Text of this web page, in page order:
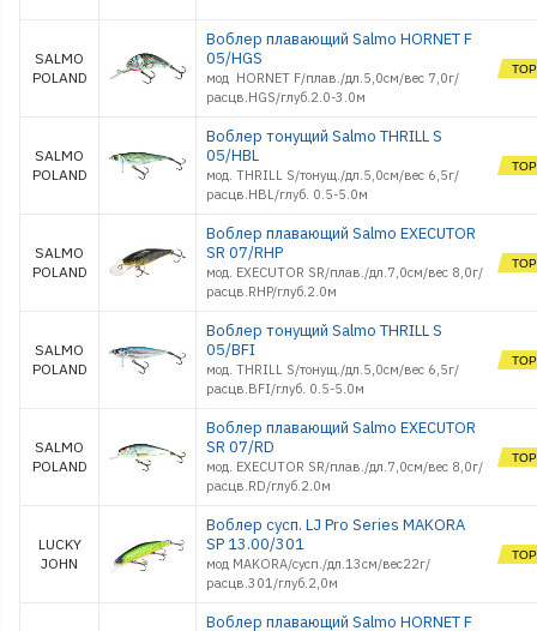
SALMO
POLAND
Воблер плавающий Salmo HORNET F
05/HGS
мод HORNET F/плав./дл.5,0см/вес 7,0г/
расцв.HGS/глуб.2.0-3.0м
SALMO
POLAND
Воблер тонущий Salmo THRILL S
05/HBL
мод. THRILL S/тонущ./дл.5,0см/вес 6,5г/
расцв.HBL/глуб. 0.5-5.0м
SALMO
POLAND
Воблер плавающий Salmo EXECUTOR
SR 07/RHP
мод. EXECUTOR SR/плав./дл.7,0см/вес 8,0г/
расцв.RHP/глуб.2.0м
SALMO
POLAND
Воблер тонущий Salmo THRILL S
05/BFI
мод. THRILL S/тонущ./дл.5,0см/вес 6,5г/
расцв.BFI/глуб. 0.5-5.0м
SALMO
POLAND
Воблер плавающий Salmo EXECUTOR
SR 07/RD
мод. EXECUTOR SR/плав./дл.7,0см/вес 8,0г/
расцв.RD/глуб.2.0м
LUCKY
JOHN
Воблер сусп. LJ Pro Series MAKORA
SP 13.00/301
мод MAKORA/сусп./дл.13см/вес22г/
расцв.301/глуб.2,0м
Воблер плавающий Salmo HORNET F